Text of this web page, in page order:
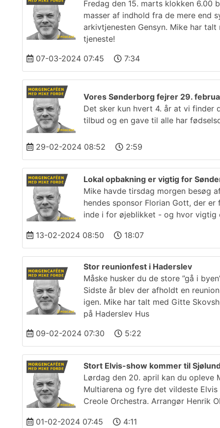
Fredag den 15. marts klokken 6.00
masser af indhold fra de mere end
arkivtjenesten Gensyn. Mike har
tjeneste!
07-03-2024 07:45
7:34
Vores Sønderborg fejrer 29.
Det sker kun hvert 4. år at vi finder
tilbud og en gave til alle har
29-02-2024 08:52 2:59
Lokal opbakning er vigtig for
Mike havde tirsdag morgen besøg
hendes sponsor Florian Gott, der
inde i for øjeblikket - og hvor vigtig
13-02-2024 08:50 18:07
Stor reunionfest i Haderslev
Måske husker du de store ”gå i
Sidste år blev der afholdt en
igen. Mike har talt med Gitte
på Haderslev Hus
09-02-2024 07:30
5:22
Stort Elvis-show kommer til
Lørdag den 20. april kan du opleve
Multiarena og fyre det vildeste
Creole Orchestra. Arrangør Henrik
01-02-2024 07:45 4:11